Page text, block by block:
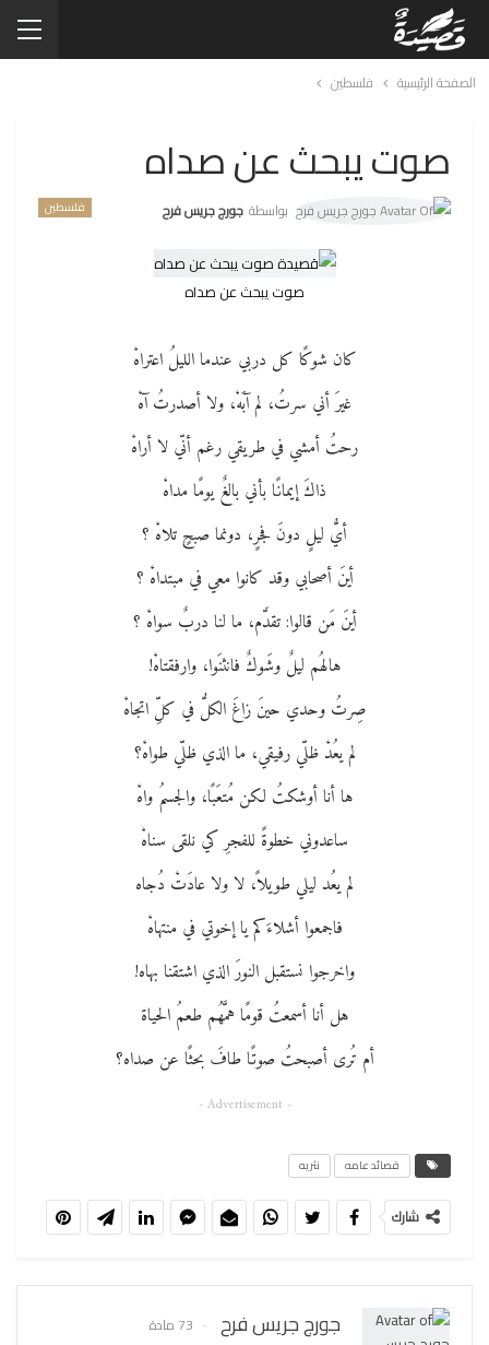
الصفحة الرئيسية فلسطين
صوت يبحث عن صداه
فلسطين بواسطة جورج جريس فرح
صوت يبحث عن صداه
كان شوكًا كل دربي عندما الليلُ اعتراهْ
غيرَ أني سرتُ، لم آبَهْ، ولا أصدرتُ آهْ
رحتُ أمشي في طريقي رغم أنّي لا أراهْ
ذاكَ إيمانًا بأني بالغٌ يومًا مداهْ
أيُّ ليلٍ دونَ فجرٍ، دونما صبحٍ تلاهْ ؟
أينَ أصحابي وقد كانوا معي في مبتداهْ ؟
أينَ مَن قالوا: تقدَّم، ما لنا دربٌ سواهْ ؟
هالهُم ليلٌ وشَوكٌ فانثنَوا، وارفقتاهْ!
صِرتُ وحدي حينَ زاغَ الكلُّ في كلِّ اتجاهْ
لم يعُدْ ظلّي رفيقي، ما الذي ظلّي طواهْ؟
ها أنا أوشكتُ لكن مُتعَبًا، والجسمُ واهْ
ساعدوني خطوةً للفجرِ كي نلقى سناهْ
لم يعُد ليلي طويلاً، لا ولا عادَتْ دُجاه
فاجمعوا أشلاءَكم يا إخوتي في منتهاهْ
واخرجوا نستقبل النورَ الذي اشتقنا بهاه!
هل أنا أسمعتُ قومًا همَّهُم طعمُ الحياة
أم تُرى أصبحتُ صوتًا طافَ بحثًا عن صداه؟
- Advertisement -
قصائد عامه نثريه
شارك
جورج جريس فرح 73 مادة